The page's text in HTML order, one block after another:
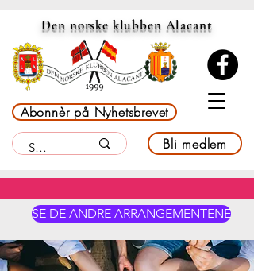
Den norske klubben Alacant
Abonnèr på Nyhetsbrevet
Bli medlem
SE DE ANDRE ARRANGEMENTENE